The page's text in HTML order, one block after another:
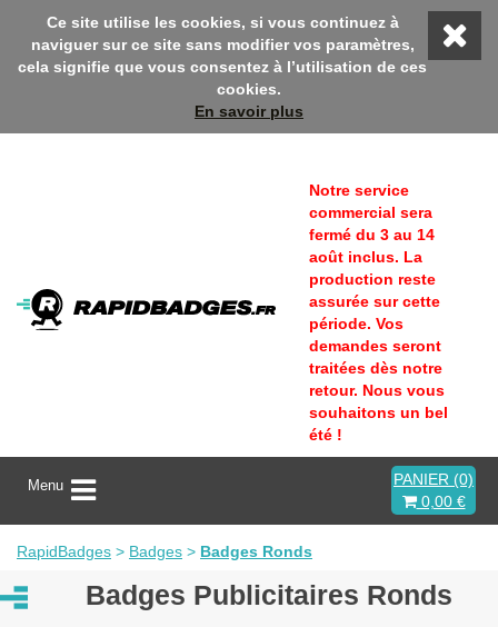
sur Rapidbadges ! En ce moment, profitez d'une remise 10%
Ce site utilise les cookies, si vous continuez à
naviguer sur ce site sans modifier vos paramètres,
cela signifie que vous consentez à l’utilisation de ces
cookies.
En savoir plus
Notre service
commercial sera
fermé du 3 au 14
août inclus. La
production reste
assurée sur cette
période. Vos
demandes seront
traitées dès notre
retour. Nous vous
souhaitons un bel
été !
A
t
v
e
r
Menu
PANIER (0)
0,00 €
RapidBadges > Badges > Badges Ronds
Badges Publicitaires Ronds